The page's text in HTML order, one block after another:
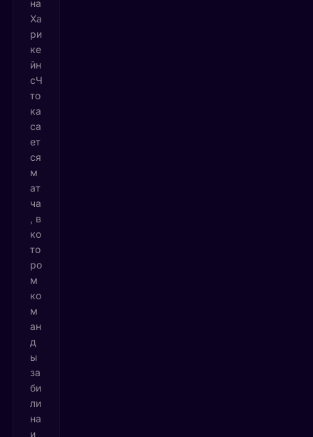
на
Ха
ри
ке
йн
сЧ
то
ка
са
ет
ся
м
ат
ча
, в
ко
то
ро
м
ко
м
ан
д
ы
за
би
ли
на
и